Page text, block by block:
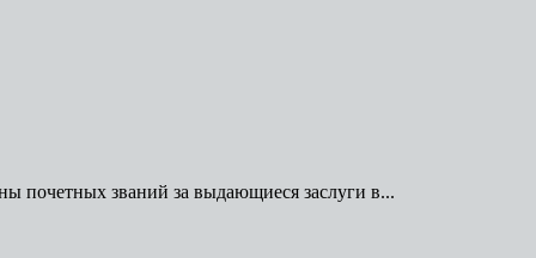
почетных званий за выдающиеся заслуги в...